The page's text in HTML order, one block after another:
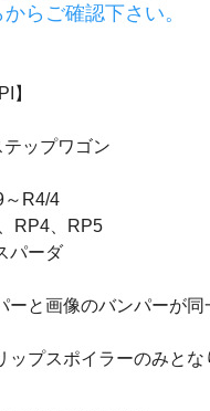
らご確認下さい。
】
ップワゴン
～R4/4
RP4、RP5
スパーダ
と画像のバンパーが同
プスポイラーのみとな